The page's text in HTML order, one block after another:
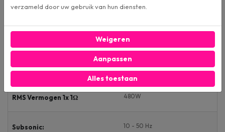
MAX vermogen: 640W
180W
RMS Vermogen 1x 2Ω 310W
RMS Vermogen 1x 1Ω 480W
Subsonic: 10 - 50 Hz
verzameld door uw gebruik van hun diensten.
Weigeren
Aanpassen
Alles toestaan